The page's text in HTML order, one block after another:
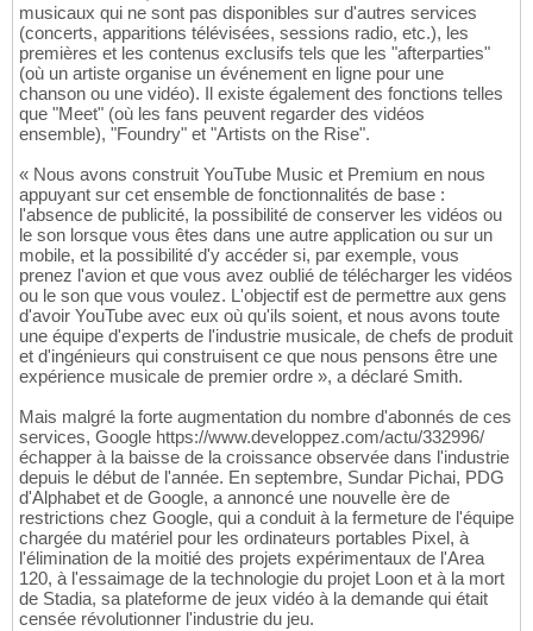
musicaux qui ne sont pas disponibles sur d'autres services
(concerts, apparitions télévisées, sessions radio, etc.), les
premières et les contenus exclusifs tels que les "afterparties"
(où un artiste organise un événement en ligne pour une
chanson ou une vidéo). Il existe également des fonctions telles
que "Meet" (où les fans peuvent regarder des vidéos
ensemble), "Foundry" et "Artists on the Rise".
« Nous avons construit YouTube Music et Premium en nous
appuyant sur cet ensemble de fonctionnalités de base :
l'absence de publicité, la possibilité de conserver les vidéos ou
le son lorsque vous êtes dans une autre application ou sur un
mobile, et la possibilité d'y accéder si, par exemple, vous
prenez l'avion et que vous avez oublié de télécharger les vidéos
ou le son que vous voulez. L'objectif est de permettre aux gens
d'avoir YouTube avec eux où qu'ils soient, et nous avons toute
une équipe d'experts de l'industrie musicale, de chefs de produit
et d'ingénieurs qui construisent ce que nous pensons être une
expérience musicale de premier ordre », a déclaré Smith.
Mais malgré la forte augmentation du nombre d'abonnés de ces
services, Google https://www.developpez.com/actu/332996/
échapper à la baisse de la croissance observée dans l'industrie
depuis le début de l'année. En septembre, Sundar Pichai, PDG
d'Alphabet et de Google, a annoncé une nouvelle ère de
restrictions chez Google, qui a conduit à la fermeture de l'équipe
chargée du matériel pour les ordinateurs portables Pixel, à
l'élimination de la moitié des projets expérimentaux de l'Area
120, à l'essaimage de la technologie du projet Loon et à la mort
de Stadia, sa plateforme de jeux vidéo à la demande qui était
censée révolutionner l'industrie du jeu.